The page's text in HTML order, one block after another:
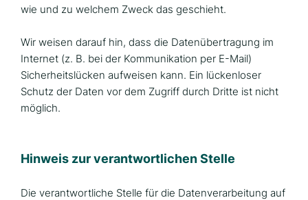
wie und zu welchem Zweck das geschieht.
Wir weisen darauf hin, dass die Datenübertragung im
Internet (z. B. bei der Kommunikation per E-Mail)
Sicherheitslücken aufweisen kann. Ein lückenloser
Schutz der Daten vor dem Zugriff durch Dritte ist nicht
möglich.
Hinweis zur verantwortlichen Stelle
Die verantwortliche Stelle für die Datenverarbeitung auf